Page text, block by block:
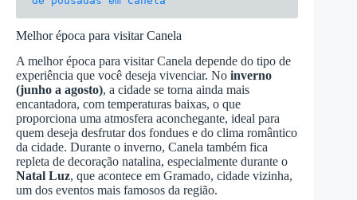
Melhor época para visitar Canela
A melhor época para visitar Canela depende do tipo de
experiência que você deseja vivenciar. No inverno
(junho a agosto), a cidade se torna ainda mais
encantadora, com temperaturas baixas, o que
proporciona uma atmosfera aconchegante, ideal para
quem deseja desfrutar dos fondues e do clima romântico
da cidade. Durante o inverno, Canela também fica
repleta de decoração natalina, especialmente durante o
Natal Luz, que acontece em Gramado, cidade vizinha,
um dos eventos mais famosos da região.